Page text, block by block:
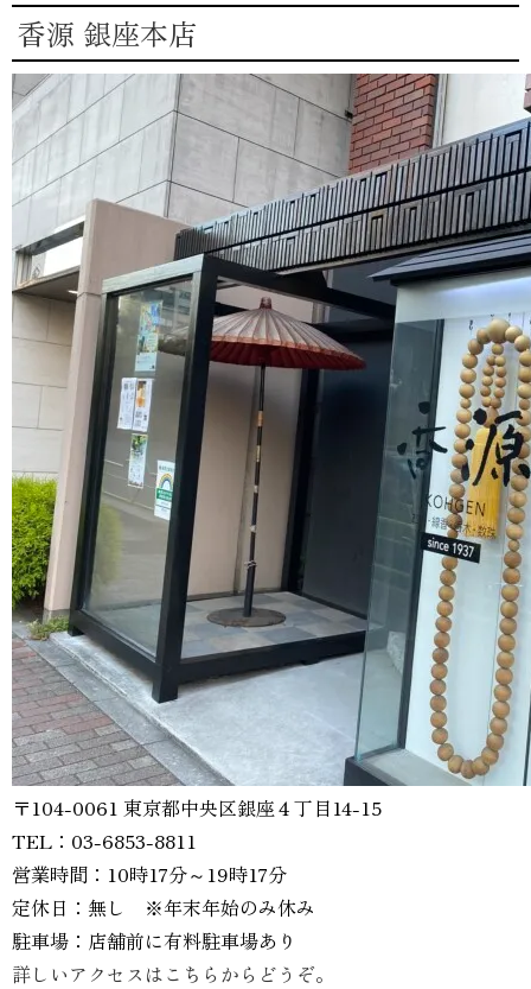
香源 銀座本店
〒104-0061 東京都中央区銀座４丁目14-15
TEL：03-6853-8811
営業時間：10時17分～19時17分
定休日：無し ※年末年始のみ休み
駐車場：店舗前に有料駐車場あり
詳しいアクセスはこちらからどうぞ。